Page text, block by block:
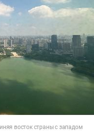
восток страны с западом